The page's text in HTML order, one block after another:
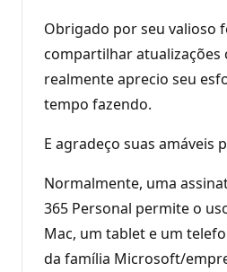
Obrigado por seu valioso
compartilhar atualizações
realmente aprecio seu
tempo fazendo.
E agradeço suas amáveis
Normalmente, uma
365 Personal permite o
Mac, um tablet e um
da família Microsoft/